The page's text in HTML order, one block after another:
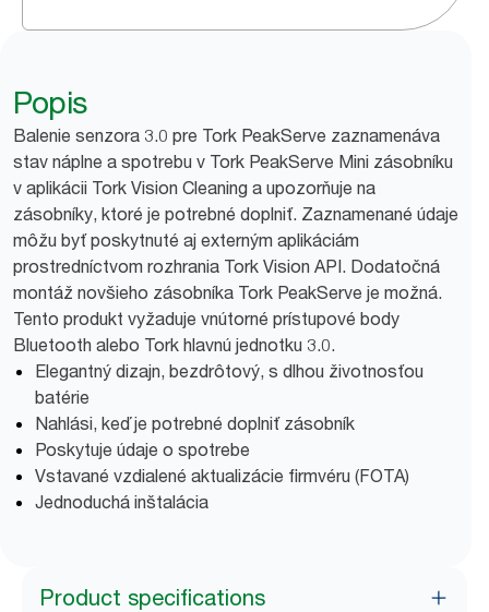
Popis
Balenie senzora 3.0 pre Tork PeakServe zaznamenáva
stav náplne a spotrebu v Tork PeakServe Mini zásobníku
v aplikácii Tork Vision Cleaning a upozorňuje na
zásobníky, ktoré je potrebné doplniť. Zaznamenané údaje
môžu byť poskytnuté aj externým aplikáciám
prostredníctvom rozhrania Tork Vision API. Dodatočná
montáž novšieho zásobníka Tork PeakServe je možná.
Tento produkt vyžaduje vnútorné prístupové body
Bluetooth alebo Tork hlavnú jednotku 3.0.
Elegantný dizajn, bezdrôtový, s dlhou životnosťou
batérie
Nahlási, keď je potrebné doplniť zásobník
Poskytuje údaje o spotrebe
Vstavané vzdialené aktualizácie firmvéru (FOTA)
Jednoduchá inštalácia
Product specifications